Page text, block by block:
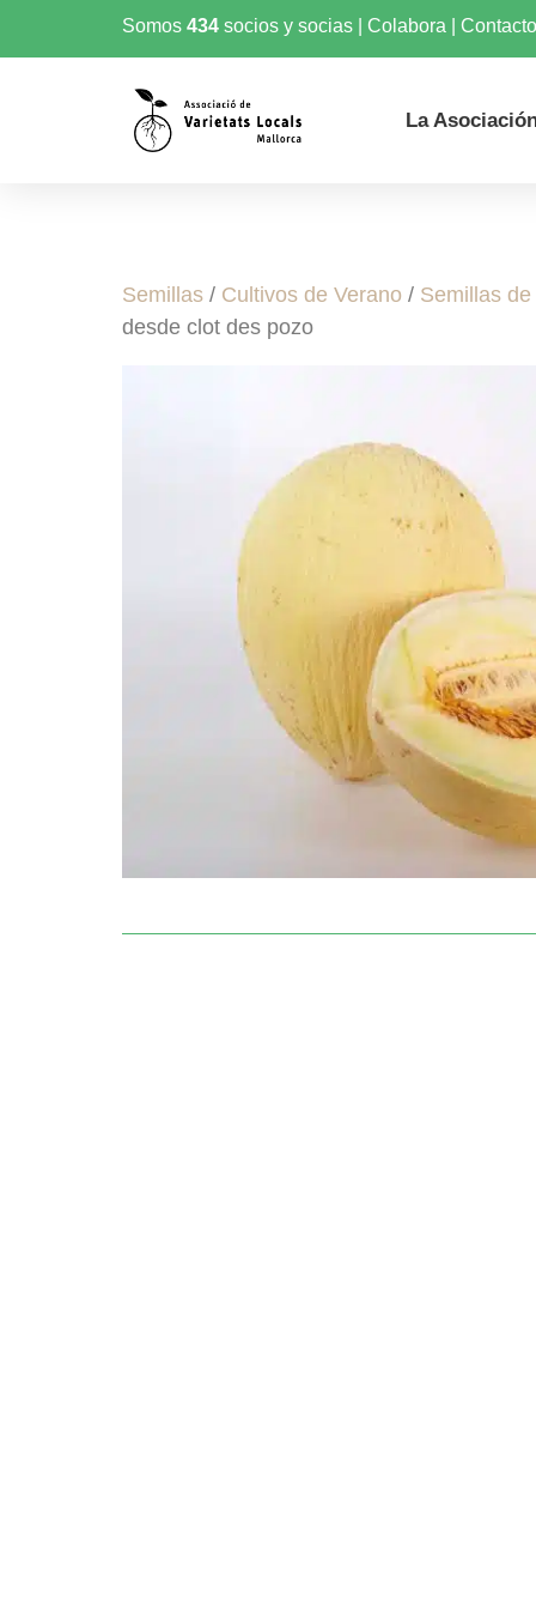
Somos 434 socios y socias Colabora Contacto
La
Semillas / Cultivos de Verano / Semillas
desde clot des pozo